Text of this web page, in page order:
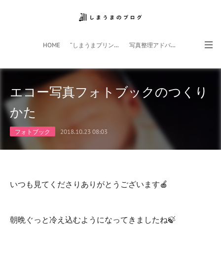
HOME ”しまうまプリント”サイト 写真整理アドバイザー
フォトライフ応援団 スマホアプリ
エコー写真フォトブックのつくり
かた
フォトブック 2018.10.23 08:03
いつも見てくださりありがとうございます🍎
朝晩ぐっと冷え込むようになってきましたね🍃